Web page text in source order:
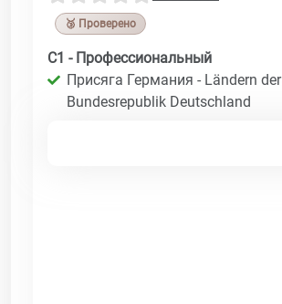
🥉 Проверено
C1 - Профессиональный
Присяга Германия - Ländern der
Bundesrepublik Deutschland